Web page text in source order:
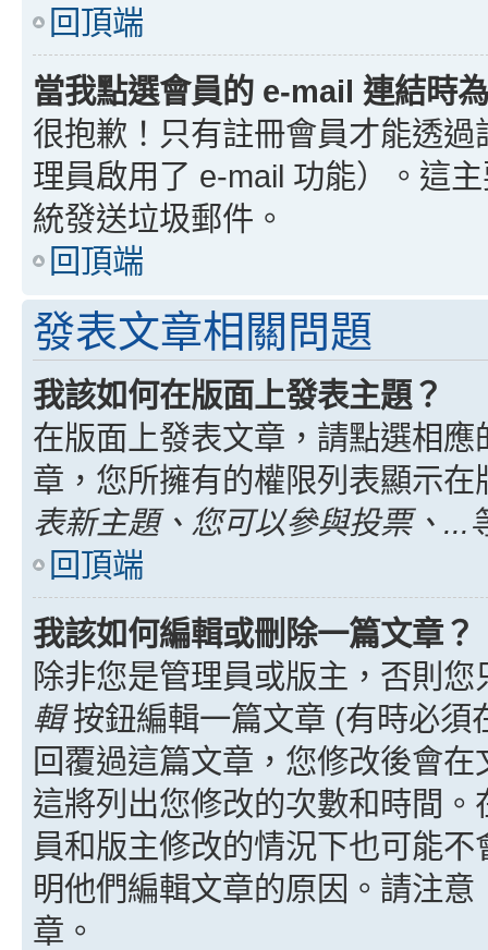
回頂端
當我點選會員的 e-mail 連結時
很抱歉！只有註冊會員才能透
理員啟用了 e-mail 功能）。這
統發送垃圾郵件。
回頂端
發表文章相關問題
我該如何在版面上發表主題？
在版面上發表文章，請點選相
章，您所擁有的權限列表顯示
表新主題、您可以參與投票、...
回頂端
我該如何編輯或刪除一篇文章？
除非您是管理員或版主，否則
輯按鈕編輯一篇文章 (有時必須
回覆過這篇文章，您修改後會
這將列出您修改的次數和時間
員和版主修改的情況下也可能
明他們編輯文章的原因。請注
章。